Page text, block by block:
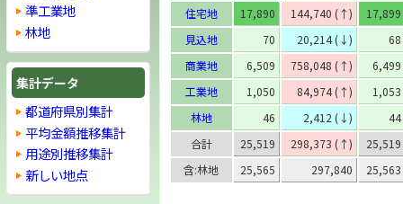
住宅地
17,890 144,740 (↑)
17,899
見込地
70 20,214 (↓)
68
商業地
6,509 758,048 (↑)
6,499
工業地
1,050 84,974 (↑)
1,053
林地
46 2,412 (↓)
44
合計
25,519 298,373 (↑)
25,519
含:林地
25,565 297,840 25,563
準工業地
林地
集計データ
都道府県別集計
平均金額推移集計
用途別推移集計
新しい地点